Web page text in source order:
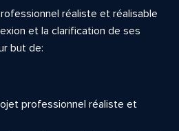
réaliste et réalisable
et la clarification de ses
but de:
professionnel réaliste et